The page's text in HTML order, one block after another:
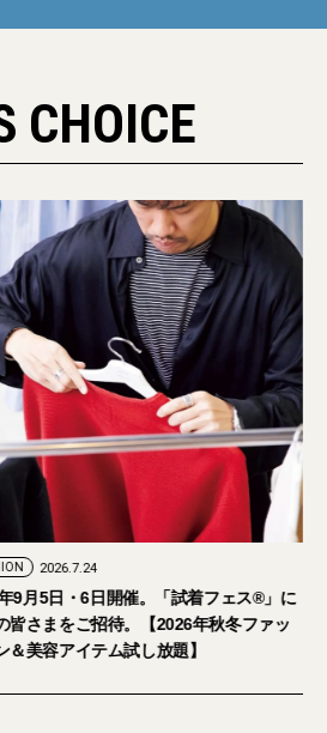
CHOICE
2026.7.24
9月5日・6日開催。「試着フェス®︎」に
皆さまをご招待。【2026年秋冬ファッ
＆美容アイテム試し放題】